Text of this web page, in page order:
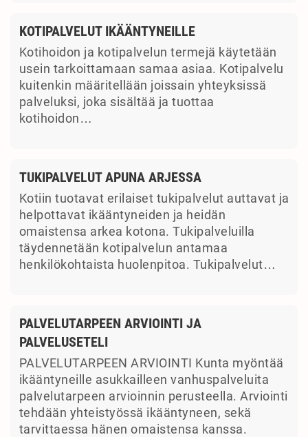
KOTIPALVELUT IKÄÄNTYNEILLE
Kotihoidon ja kotipalvelun termejä käytetään
usein tarkoittamaan samaa asiaa. Kotipalvelu
kuitenkin määritellään joissain yhteyksissä
palveluksi, joka sisältää ja tuottaa
kotihoidon…
TUKIPALVELUT APUNA ARJESSA
Kotiin tuotavat erilaiset tukipalvelut auttavat ja
helpottavat ikääntyneiden ja heidän
omaistensa arkea kotona. Tukipalveluilla
täydennetään kotipalvelun antamaa
henkilökohtaista huolenpitoa. Tukipalvelut…
PALVELUTARPEEN ARVIOINTI JA
PALVELUSETELI
PALVELUTARPEEN ARVIOINTI Kunta myöntää
ikääntyneille asukkailleen vanhuspalveluita
palvelutarpeen arvioinnin perusteella. Arviointi
tehdään yhteistyössä ikääntyneen, sekä
tarvittaessa hänen omaistensa kanssa.